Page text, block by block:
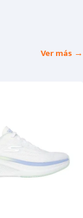
Ver más →